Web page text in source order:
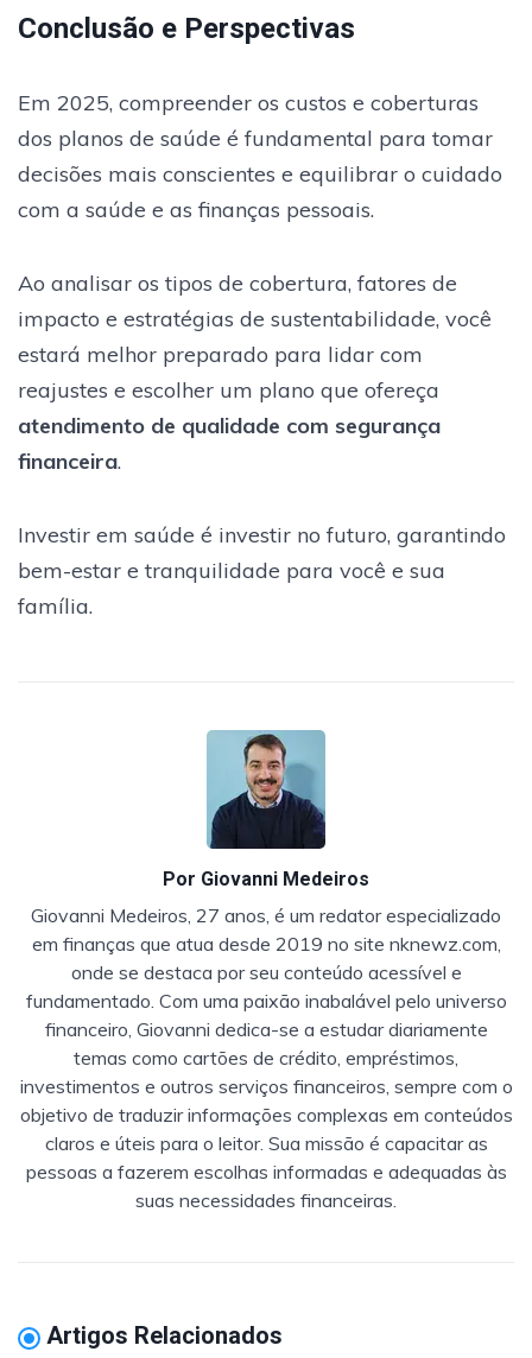
Conclusão e Perspectivas
Em 2025, compreender os custos e coberturas
dos planos de saúde é fundamental para tomar
decisões mais conscientes e equilibrar o cuidado
com a saúde e as finanças pessoais.
Ao analisar os tipos de cobertura, fatores de
impacto e estratégias de sustentabilidade, você
estará melhor preparado para lidar com
reajustes e escolher um plano que ofereça
atendimento de qualidade com segurança
financeira.
Investir em saúde é investir no futuro, garantindo
bem-estar e tranquilidade para você e sua
família.
Por Giovanni Medeiros
Giovanni Medeiros, 27 anos, é um redator especializado
em finanças que atua desde 2019 no site nknewz.com,
onde se destaca por seu conteúdo acessível e
fundamentado. Com uma paixão inabalável pelo universo
financeiro, Giovanni dedica-se a estudar diariamente
temas como cartões de crédito, empréstimos,
investimentos e outros serviços financeiros, sempre com o
objetivo de traduzir informações complexas em conteúdos
claros e úteis para o leitor. Sua missão é capacitar as
pessoas a fazerem escolhas informadas e adequadas às
suas necessidades financeiras.
Artigos Relacionados